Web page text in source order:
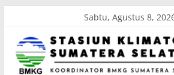
content
Sabtu, Agustus 8,